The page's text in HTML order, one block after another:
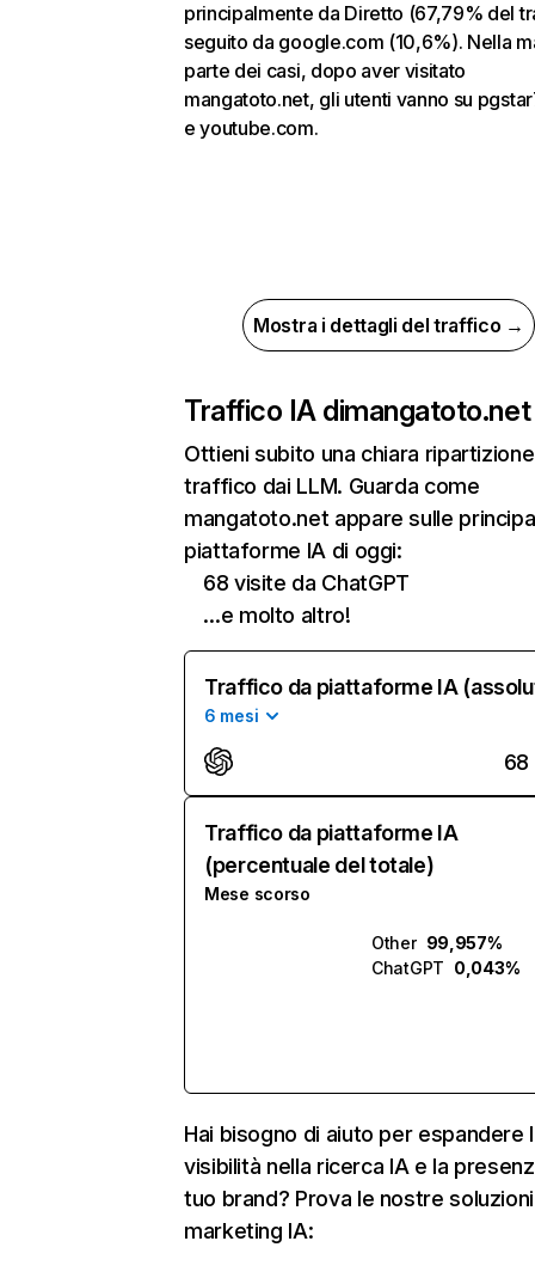
principalmente da Diretto (67,79% del
seguito da google.com (10,6%). Nella
parte dei casi, dopo aver visitato
mangatoto.net, gli utenti vanno su
e youtube.com.
Mostra i dettagli del traffico →
Traffico IA dimangatoto.net
Ottieni subito una chiara
traffico dai LLM. Guarda come
mangatoto.net appare sulle
piattaforme IA di oggi:
68 visite da ChatGPT
…e molto altro!
Traffico da piattaforme IA
6 mesi
68
Traffico da piattaforme IA
(percentuale del totale)
Mese scorso
Other 99,957%
ChatGPT 0,043%
Hai bisogno di aiuto per espandere
visibilità nella ricerca IA e la
tuo brand? Prova le nostre
marketing IA: